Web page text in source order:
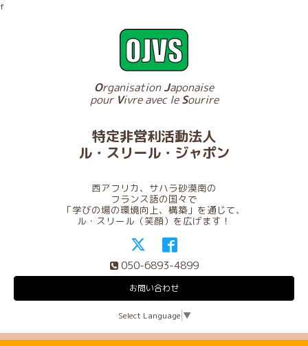
f
OrganisationJaponaise
pour Vivre avec leSourire
特定非営利活動法人
ル・スリール・ジャポン
西アフリカ、サハラ砂漠南の
フランス語の国々で
「学びの場の環境向上、構築」を通じて、
ル・スリール（笑顔）を広げます！
050-6893-4899
お問い合わせ
Select Language ▼